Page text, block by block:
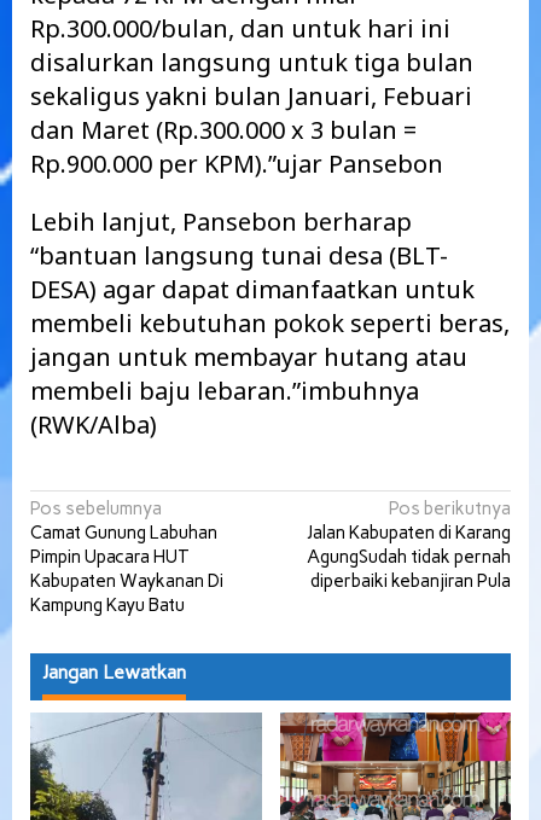
Rp.300.000/bulan, dan untuk hari ini
disalurkan langsung untuk tiga bulan
sekaligus yakni bulan Januari, Febuari
dan Maret (Rp.300.000 x 3 bulan =
Rp.900.000 per KPM).”ujar Pansebon
Lebih lanjut, Pansebon berharap
“bantuan langsung tunai desa (BLT-
DESA) agar dapat dimanfaatkan untuk
membeli kebutuhan pokok seperti beras,
jangan untuk membayar hutang atau
membeli baju lebaran.”imbuhnya
(RWK/Alba)
Navigasi
pos
Pos sebelumnya
Camat Gunung Labuhan
Pimpin Upacara HUT
Kabupaten Waykanan Di
Kampung Kayu Batu
Pos berikutnya
Jalan Kabupaten di Karang
AgungSudah tidak pernah
diperbaiki kebanjiran Pula
Jangan Lewatkan